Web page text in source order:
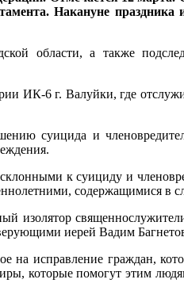
Накануне праздника
области, а также
ИК-6 г. Валуйки, где
суицида и
к суициду и
содержащимися в
изолятор
иерей Вадим
на исправление граждан,
которые помогут этим